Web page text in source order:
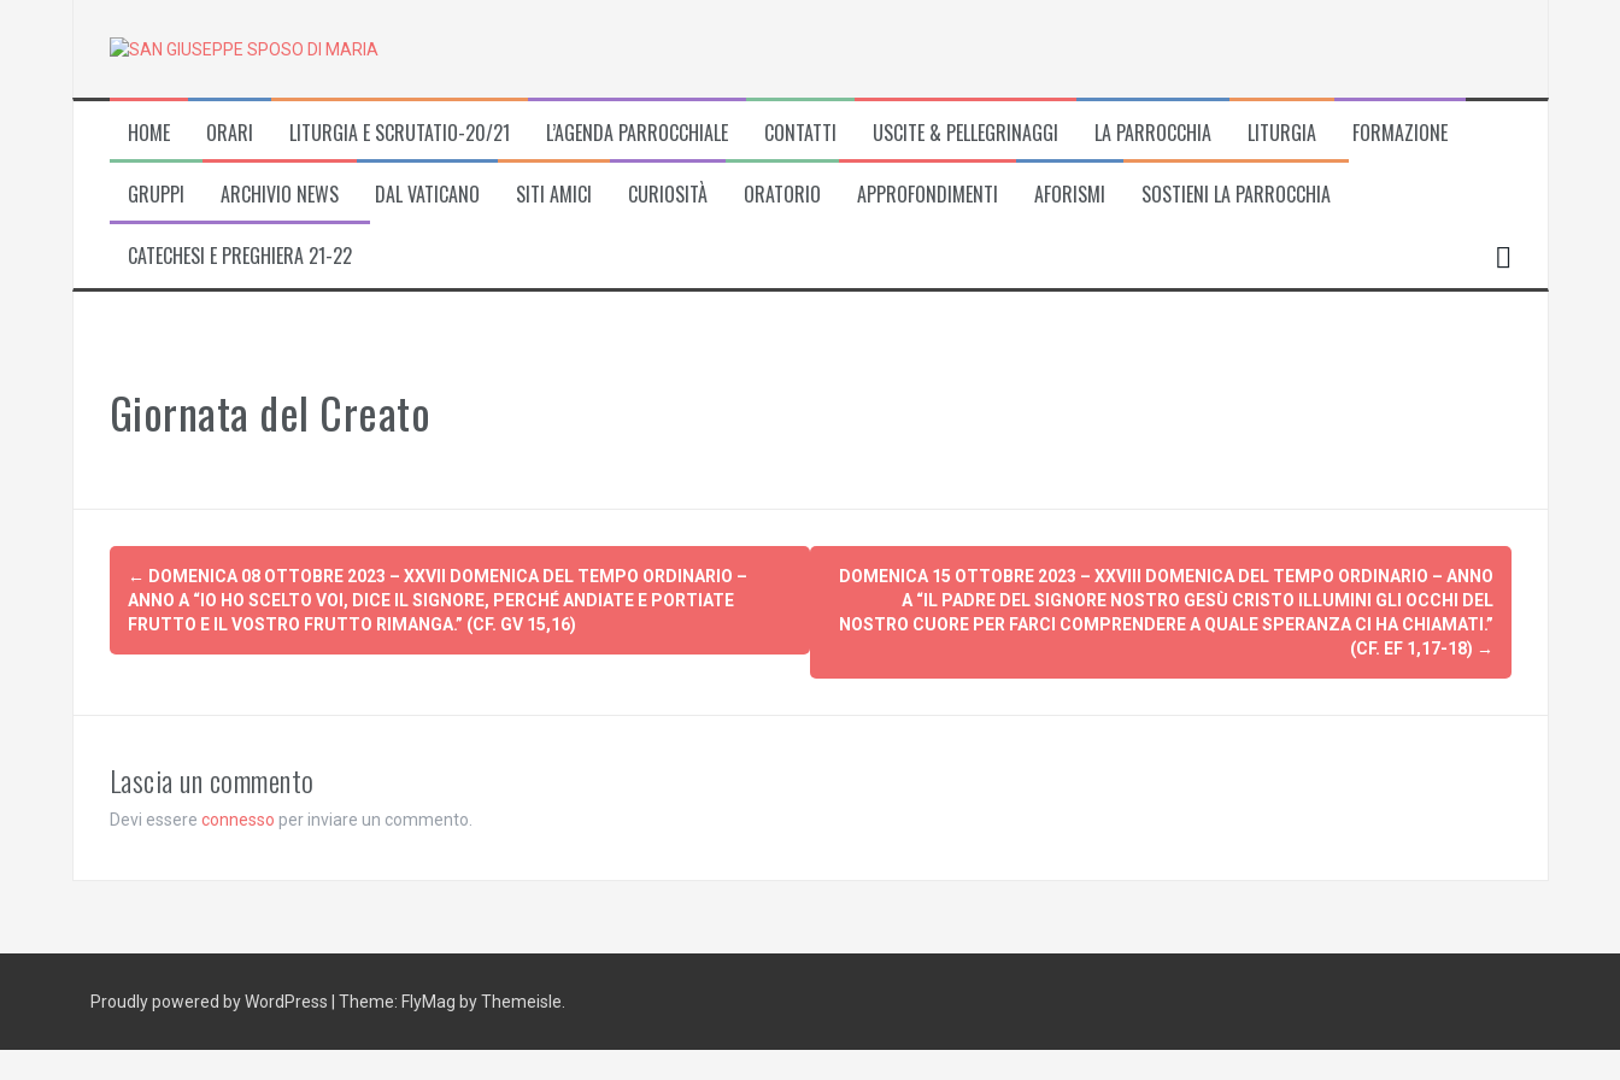
HOME ORARI LITURGIA E SCRUTATIO-20/21 L’AGENDA PARROCCHIALE CONTATTI USCITE & PELLEGRINAGGI LA PARROCCHIA LITURGIA FORMAZIONE
GRUPPI ARCHIVIO NEWS DAL VATICANO SITI AMICI CURIOSITÀ ORATORIO APPROFONDIMENTI AFORISMI SOSTIENI LA PARROCCHIA
CATECHESI E PREGHIERA 21-22
Giornata del Creato
Post
navigation
← DOMENICA 08 OTTOBRE 2023 – XXVII DOMENICA DEL TEMPO ORDINARIO –
ANNO A “IO HO SCELTO VOI, DICE IL SIGNORE, PERCHÉ ANDIATE E PORTIATE
FRUTTO E IL VOSTRO FRUTTO RIMANGA.” (CF. GV 15,16)
DOMENICA 15 OTTOBRE 2023 – XXVIII DOMENICA DEL TEMPO ORDINARIO – ANNO
A “IL PADRE DEL SIGNORE NOSTRO GESÙ CRISTO ILLUMINI GLI OCCHI DEL
NOSTRO CUORE PER FARCI COMPRENDERE A QUALE SPERANZA CI HA CHIAMATI.”
(CF. EF 1,17-18) →
Lascia un commento
Devi essere connesso per inviare un commento.
Proudly powered by WordPress Theme: FlyMag by Themeisle.